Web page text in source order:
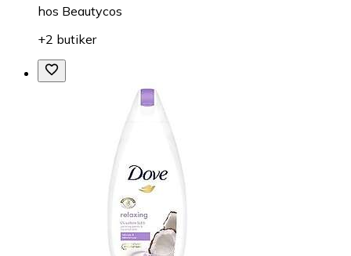
hos Beautycos
+2 butiker